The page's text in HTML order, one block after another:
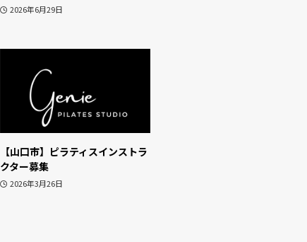
2026年6月29日
【山口市】ピラティスインストラ
クター募集
2026年3月26日